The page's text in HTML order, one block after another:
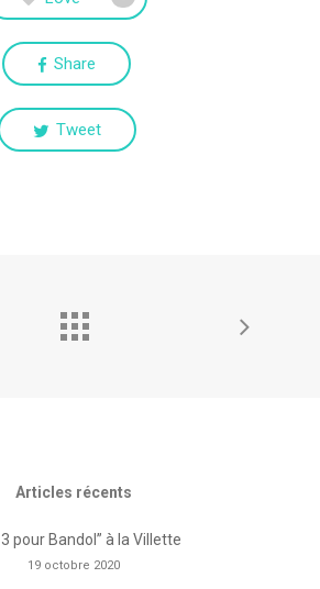
Share
Tweet
Articles récents
pour Bandol” à la Villette
19 octobre 2020